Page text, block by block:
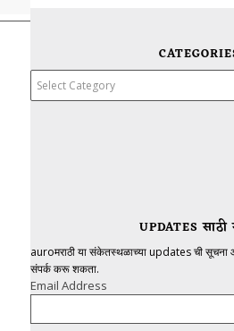
UPDATES साठी
auroमराठी या संकेतस्थळाच्या updates ची सूचना
संपर्क करू शकता.
Email Address